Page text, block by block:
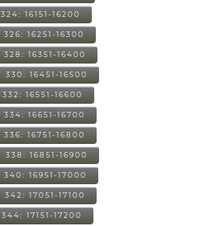
324: 16151-16200
326: 16251-16300
328: 16351-16400
330: 16451-16500
332: 16551-16600
334: 16651-16700
336: 16751-16800
338: 16851-16900
340: 16951-17000
342: 17051-17100
344: 17151-17200